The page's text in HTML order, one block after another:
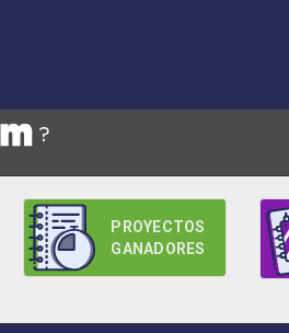
PROYECTOS
GANADORES